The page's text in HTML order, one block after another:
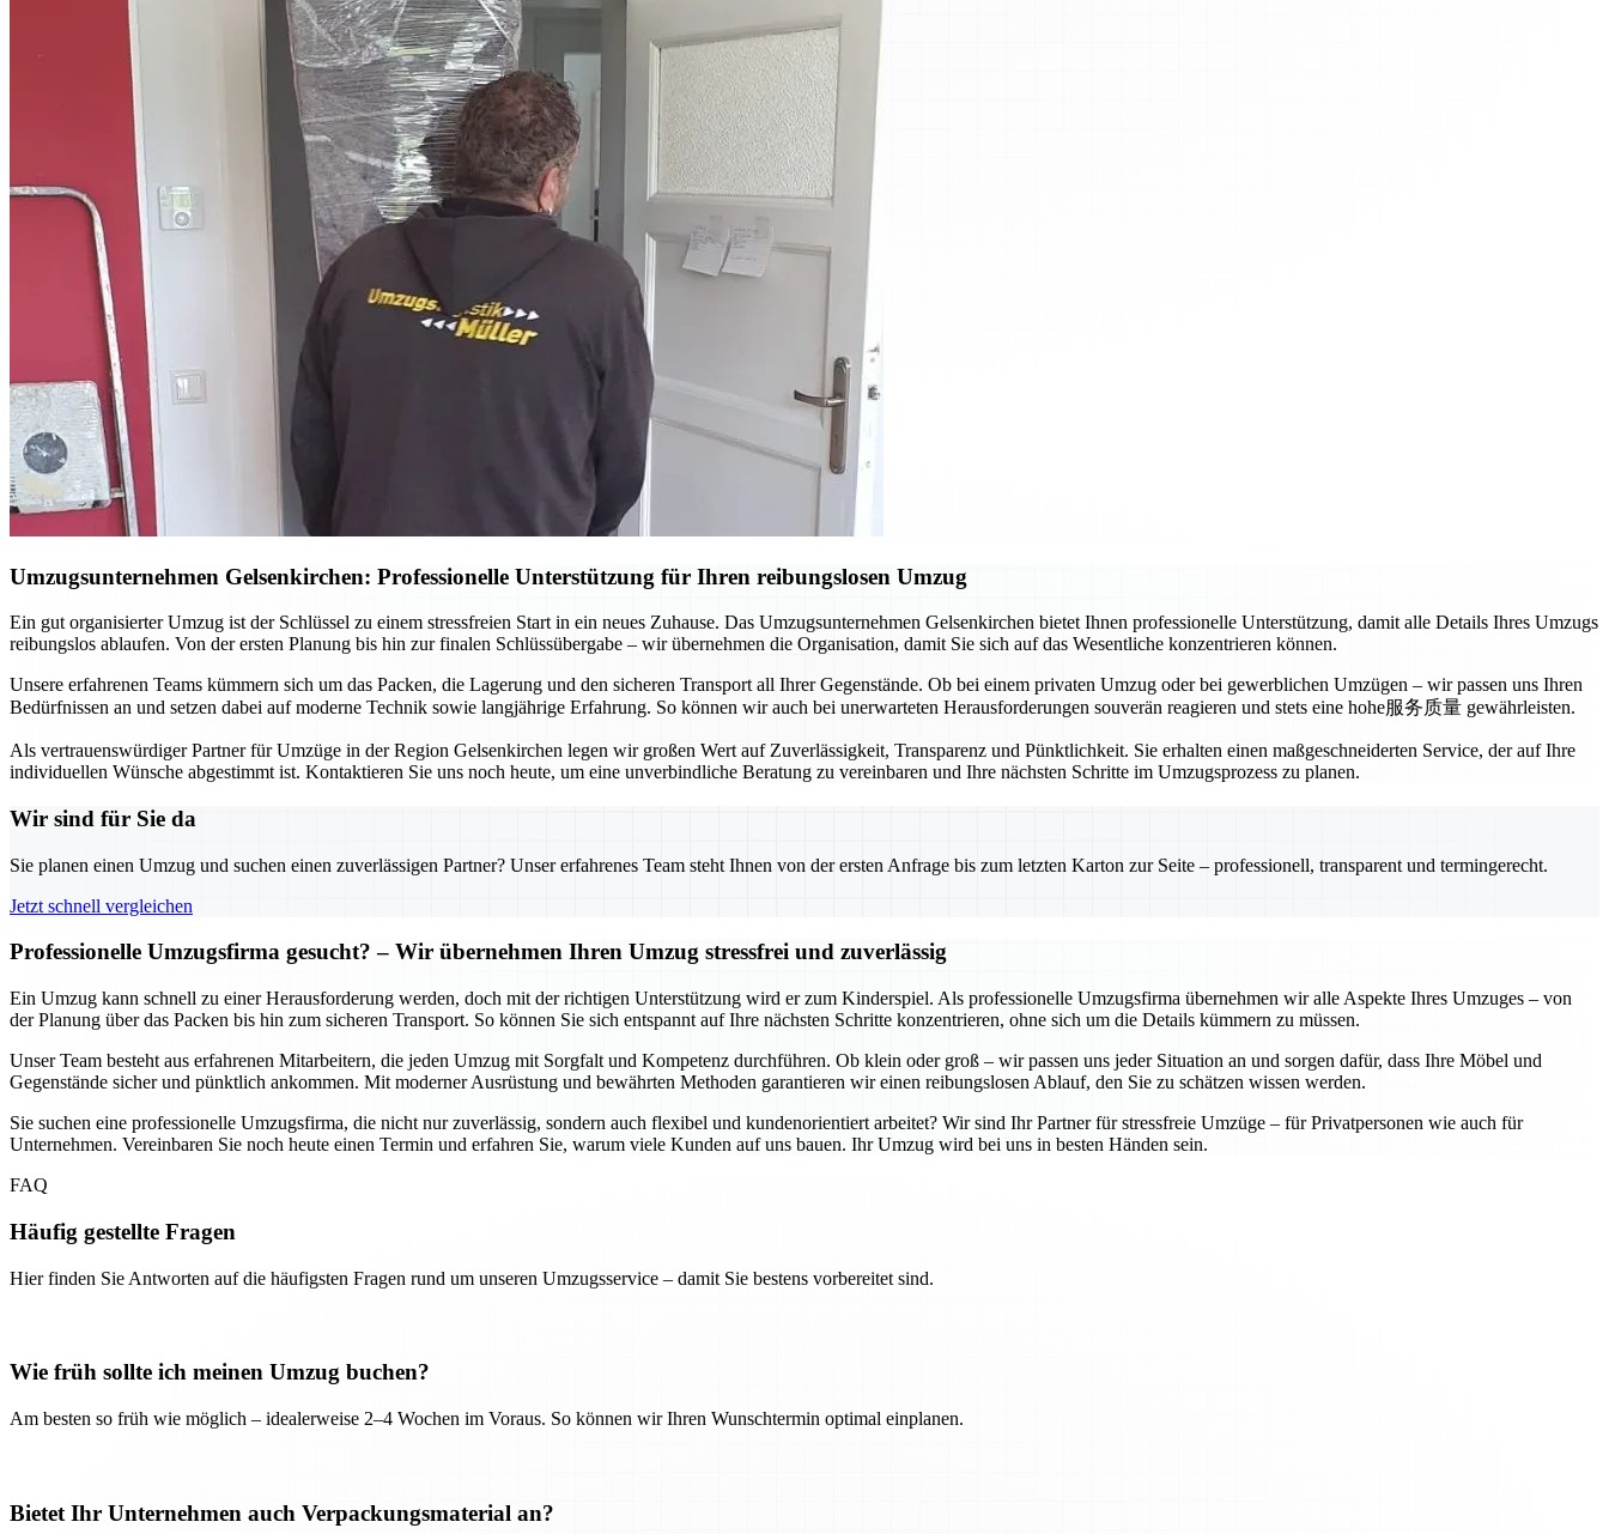
Umzugsunternehmen Gelsenkirchen: Professionelle Unterstützung für Ihren reibungslosen Umzug
Ein gut organisierter Umzug ist der Schlüssel zu einem stressfreien Start in ein neues Zuhause. Das Umzugsunternehmen Gelsenkirchen bietet Ihnen professionelle Unterstützung, damit alle Details Ihres Umzugs
reibungslos ablaufen. Von der ersten Planung bis hin zur finalen Schlüssübergabe – wir übernehmen die Organisation, damit Sie sich auf das Wesentliche konzentrieren können.
Unsere erfahrenen Teams kümmern sich um das Packen, die Lagerung und den sicheren Transport all Ihrer Gegenstände. Ob bei einem privaten Umzug oder bei gewerblichen Umzügen – wir passen uns Ihren
Bedürfnissen an und setzen dabei auf moderne Technik sowie langjährige Erfahrung. So können wir auch bei unerwarteten Herausforderungen souverän reagieren und stets eine hohe服务质量 gewährleisten.
Als vertrauenswürdiger Partner für Umzüge in der Region Gelsenkirchen legen wir großen Wert auf Zuverlässigkeit, Transparenz und Pünktlichkeit. Sie erhalten einen maßgeschneiderten Service, der auf Ihre
individuellen Wünsche abgestimmt ist. Kontaktieren Sie uns noch heute, um eine unverbindliche Beratung zu vereinbaren und Ihre nächsten Schritte im Umzugsprozess zu planen.
Wir sind für Sie da
Sie planen einen Umzug und suchen einen zuverlässigen Partner? Unser erfahrenes Team steht Ihnen von der ersten Anfrage bis zum letzten Karton zur Seite – professionell, transparent und termingerecht.
Jetzt schnell vergleichen
Professionelle Umzugsfirma gesucht? – Wir übernehmen Ihren Umzug stressfrei und zuverlässig
Ein Umzug kann schnell zu einer Herausforderung werden, doch mit der richtigen Unterstützung wird er zum Kinderspiel. Als professionelle Umzugsfirma übernehmen wir alle Aspekte Ihres Umzuges – von
der Planung über das Packen bis hin zum sicheren Transport. So können Sie sich entspannt auf Ihre nächsten Schritte konzentrieren, ohne sich um die Details kümmern zu müssen.
Unser Team besteht aus erfahrenen Mitarbeitern, die jeden Umzug mit Sorgfalt und Kompetenz durchführen. Ob klein oder groß – wir passen uns jeder Situation an und sorgen dafür, dass Ihre Möbel und
Gegenstände sicher und pünktlich ankommen. Mit moderner Ausrüstung und bewährten Methoden garantieren wir einen reibungslosen Ablauf, den Sie zu schätzen wissen werden.
Sie suchen eine professionelle Umzugsfirma, die nicht nur zuverlässig, sondern auch flexibel und kundenorientiert arbeitet? Wir sind Ihr Partner für stressfreie Umzüge – für Privatpersonen wie auch für
Unternehmen. Vereinbaren Sie noch heute einen Termin und erfahren Sie, warum viele Kunden auf uns bauen. Ihr Umzug wird bei uns in besten Händen sein.
FAQ
Häufig gestellte Fragen
Hier finden Sie Antworten auf die häufigsten Fragen rund um unseren Umzugsservice – damit Sie bestens vorbereitet sind.
Wie früh sollte ich meinen Umzug buchen?
Am besten so früh wie möglich – idealerweise 2–4 Wochen im Voraus. So können wir Ihren Wunschtermin optimal einplanen.
Bietet Ihr Unternehmen auch Verpackungsmaterial an?